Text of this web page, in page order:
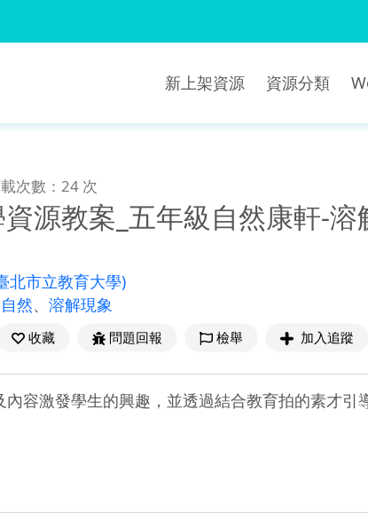
新上架資源 資源分類
次數：24 次
源教案_五年級自然康軒-溶
北市立教育大學)
自然、 溶解現象
收藏 問題回報 檢舉 加入追蹤
容激發學生的興趣，並透過結合教育拍的素才